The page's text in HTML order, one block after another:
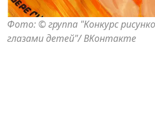
Фото: © группа "Конкурс
глазами детей"/ ВКонтакте